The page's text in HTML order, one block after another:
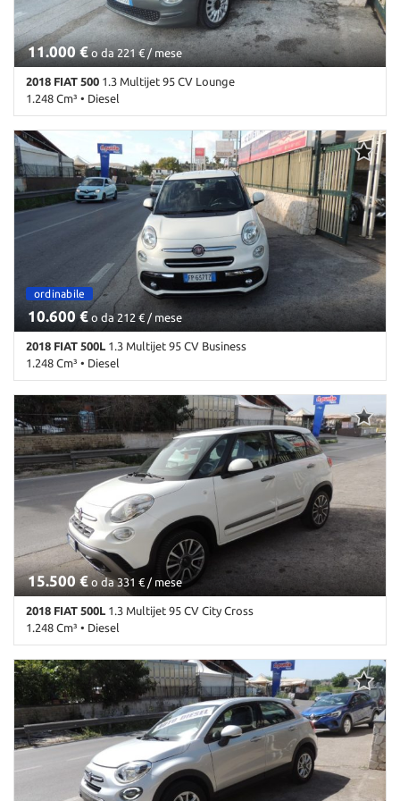
11.000 €o da 221 € / mese
2018 FIAT 500 1.3 Multijet 95 CV Lounge
1.248 Cm³ • Diesel
159.000 Km • Cambio Manuale (5) • Grigio scuro metallizzato • 3
Porte • ABS • Airbag • Airbag laterali • Airbag Passeggero • Airbag
posteriore • Airbag testa • Alzacristalli elettrici • Autoradio •
Bluetooth • Cerchi in lega • Chiusura centralizzata • Climatizzatore
• Controllo trazione • Cronologia tagliandi • Cruise Control • ESP •
Immobilizzatore elettronico • MP3 • Pacchetto sportivo •
Servosterzo • Sound system • Specchietti laterali elettrici •
Start/Stop Automatico • Tetto panorama • USB
ordinabile
10.600 € o da 212 € / mese
2018 FIAT 500L 1.3 Multijet 95 CV Business
1.248 Cm³ • Diesel
180.000 Km • Cambio Manuale (5) • Antracite pastello • 5 Porte •
Airbag • Airbag Passeggero • Alzacristalli elettrici • Autoradio •
Autoradio digitale • Bluetooth • Cerchi in lega • Chiusura
centralizzata telecomandata • Climatizzatore • Controllo trazione •
Cronologia tagliandi • ESP • Fendinebbia • Luci diurne • MP3 •
Sensore di pioggia • Navigatore satellitare • Start/Stop
Automatico • USB
15.500 €o da 331 € / mese
2018 FIAT 500L 1.3 Multijet 95 CV City Cross
1.248 Cm³ • Diesel
55.000 Km • Cambio Manuale (5) • Bianco pastello • 5 Porte •
Adaptive Cruise Control • Airbag • Airbag laterali • Airbag
Passeggero • Airbag testa • Alzacristalli elettrici • Autoradio
digitale • Bluetooth • Bracciolo • Cerchi in lega • Chiusura
centralizzata • Climatizzatore • Climatizzatore automatico, 2 zone •
Controllo elettronico della corsia • Controllo trazione •
Cronologia tagliandi • Cruise Control • ESP • Fendinebbia •
Immobilizzatore elettronico • Luci diurne • MP3 • Pacchetto
sportivo • Riconoscimento dei segnali stradali • Ruota di riserva •